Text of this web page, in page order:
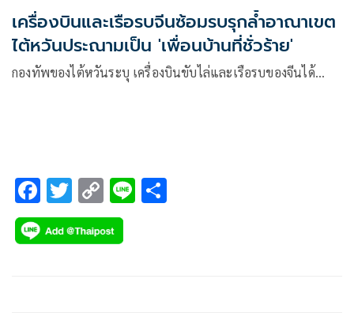
เครื่องบินและเรือรบจีนซ้อมรบรุกล้ำอาณาเขต
ไต้หวันประณามเป็น 'เพื่อนบ้านที่ชั่วร้าย'
กองทัพของไต้หวันระบุ เครื่องบินขับไล่และเรือรบของจีนได้…
F
ac
e
T
wi
tt
C
o
p
Li